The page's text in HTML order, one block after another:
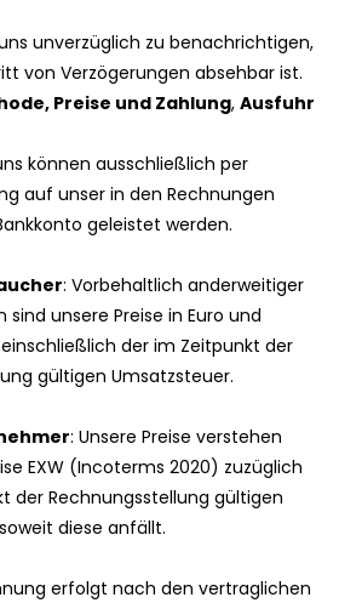
unverzüglich zu benachrichtigen,
von Verzögerungen absehbar ist.
Preise und Zahlung, Ausfuhr
können ausschließlich per
auf unser in den Rechnungen
geleistet werden.
: Vorbehaltlich anderweitiger
sind unsere Preise in Euro und
der im Zeitpunkt der
gültigen Umsatzsteuer.
: Unsere Preise verstehen
EXW (Incoterms 2020) zuzüglich
der Rechnungsstellung gültigen
diese anfällt.
erfolgt nach den vertraglichen